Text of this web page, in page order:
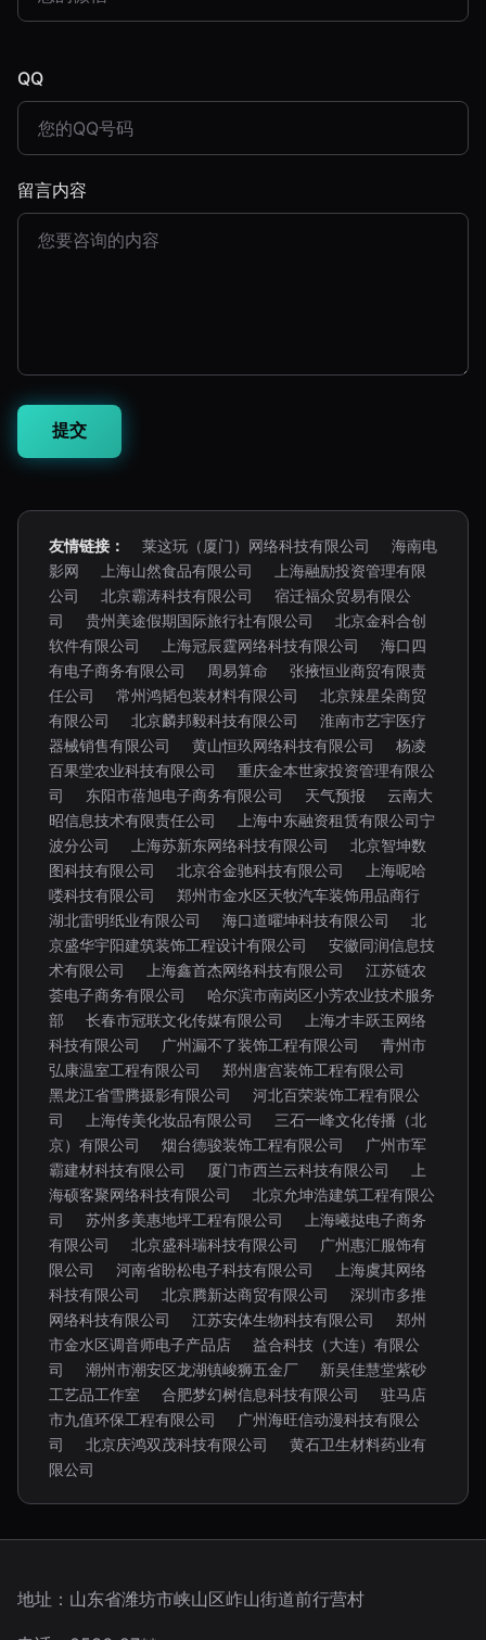
QQ
留言内容
友情链接： 莱这玩（厦门）网络科技有限公司
海南电
影网
上海山然食品有限公司
上海融励投资管理有限
公司
北京霸涛科技有限公司
宿迁福众贸易有限公
司
贵州美途假期国际旅行社有限公司
北京金科合创
软件有限公司
上海冠辰霆网络科技有限公司
海口四
有电子商务有限公司
周易算命
张掖恒业商贸有限责
任公司
常州鸿韬包装材料有限公司
北京辣星朵商贸
有限公司
北京麟邦毅科技有限公司
淮南市艺宇医疗
器械销售有限公司
黄山恒玖网络科技有限公司
杨凌
百果堂农业科技有限公司
重庆金本世家投资管理有限公
司
东阳市蓓旭电子商务有限公司 天气预报
云南大
昭信息技术有限责任公司
上海中东融资租赁有限公司宁
波分公司
上海苏新东网络科技有限公司
北京智坤数
图科技有限公司
北京谷金驰科技有限公司
上海呢哈
喽科技有限公司
郑州市金水区天牧汽车装饰用品商行
湖北雷明纸业有限公司
海口道曜坤科技有限公司
北
京盛华宇阳建筑装饰工程设计有限公司
安徽同润信息技
术有限公司
上海鑫首杰网络科技有限公司
江苏链农
荟电子商务有限公司
哈尔滨市南岗区小芳农业技术服务
部
长春市冠联文化传媒有限公司
上海才丰跃玉网络
科技有限公司
广州漏不了装饰工程有限公司
青州市
弘康温室工程有限公司
郑州唐宫装饰工程有限公司
黑龙江省雪腾摄影有限公司
河北百荣装饰工程有限公
司
上海传美化妆品有限公司
三石一峰文化传播（北
京）有限公司
烟台德骏装饰工程有限公司
广州市军
霸建材科技有限公司
厦门市西兰云科技有限公司
上
海硕客聚网络科技有限公司
北京允坤浩建筑工程有限公
司
苏州多美惠地坪工程有限公司
上海曦挞电子商务
有限公司
北京盛科瑞科技有限公司
广州惠汇服饰有
限公司
河南省盼松电子科技有限公司
上海虞其网络
科技有限公司
北京腾新达商贸有限公司
深圳市多推
网络科技有限公司
江苏安体生物科技有限公司
郑州
市金水区调音师电子产品店
益合科技（大连）有限公
司
潮州市潮安区龙湖镇峻狮五金厂
新吴佳慧堂紫砂
工艺品工作室
合肥梦幻树信息科技有限公司
驻马店
市九值环保工程有限公司
广州海旺信动漫科技有限公
司
北京庆鸿双茂科技有限公司
黄石卫生材料药业有
限公司
地址：山东省潍坊市峡山区岞山街道前行营村